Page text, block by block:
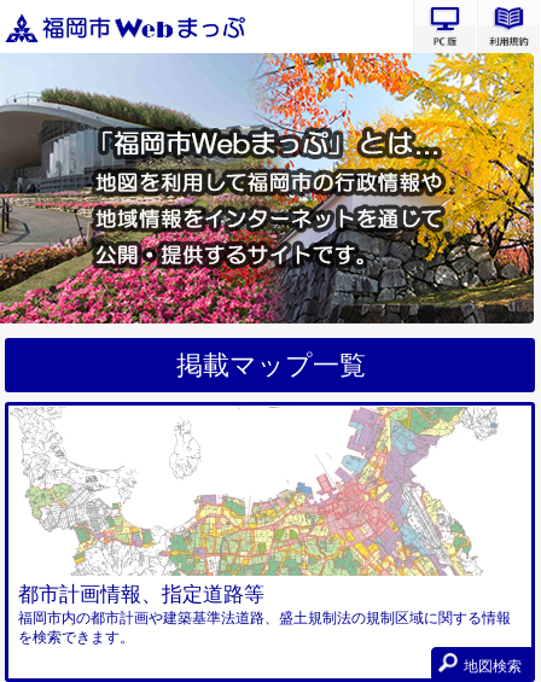
PC版サ
掲載マップ一覧
都市計画情報、指定道路等
福岡市内の都市計画や建築基準法道路、盛土規制法の規制区域に関する情報
を検索できます。
地図検索